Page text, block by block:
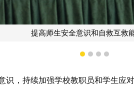
提高师生安全意识和自救互救
1 2 3 4
识，持续加强学校教职员和学生应